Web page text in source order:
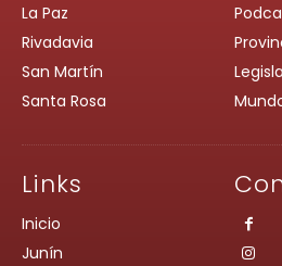
La Paz
Rivadavia
San Martín
Santa Rosa
Links
Inicio
Junín